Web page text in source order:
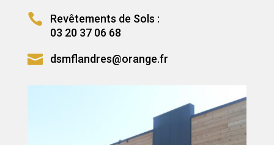

Revêtements de Sols :
03 20 37 06 68
 dsmflandres@orange.fr